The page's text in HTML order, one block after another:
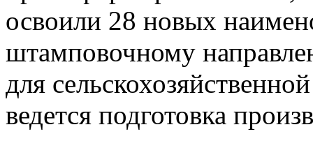
освоили 28 новых
штамповочному
для
ведется подготовка